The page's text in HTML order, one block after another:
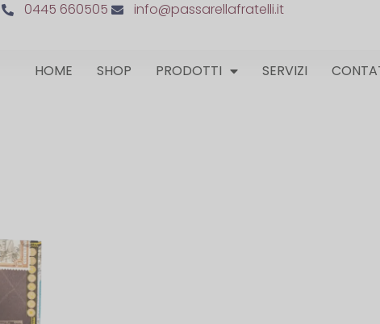
0445 660505 info@passarellafratelli.it
HOME SHOP PRODOTTI SERVIZI